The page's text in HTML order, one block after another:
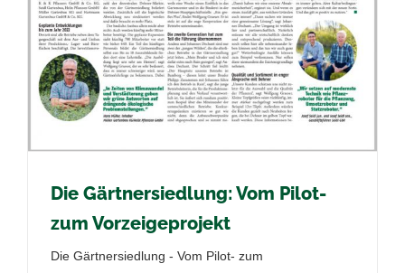
Die Gärtnersiedlung: Vom Pilot-
zum Vorzeigeprojekt
Die Gärtnersiedlung - Vom Pilot- zum